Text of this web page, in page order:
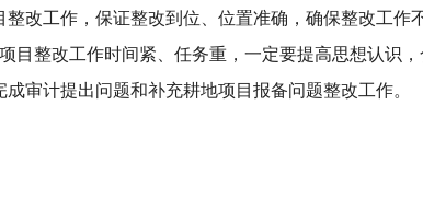
改工作，保证整改到位、位置准确，确保整改工作
改工作时间紧、任务重，一定要提高思想认识，
审计提出问题和补充耕地项目报备问题整改工作。